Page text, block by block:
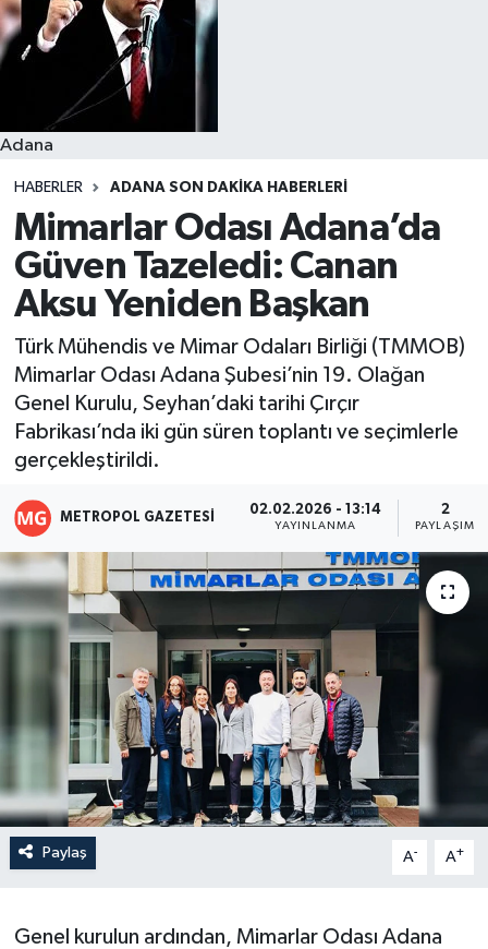
Adana
HABERLER ADANA SON DAKIKA HABERLERI
Mimarlar Odası Adana’da
Güven Tazeledi: Canan
Aksu Yeniden Başkan
Türk Mühendis ve Mimar Odaları Birliği (TMMOB)
Mimarlar Odası Adana Şubesi’nin 19. Olağan
Genel Kurulu, Seyhan’daki tarihi Çırçır
Fabrikası’nda iki gün süren toplantı ve seçimlerle
gerçekleştirildi.
METROPOL GAZETESI 02.02.2026 - 13:14
YAYINLANMA
2
PAYLAŞIM
Paylaş A- A+
Genel kurulun ardından, Mimarlar Odası Adana
Resmi İlanlar